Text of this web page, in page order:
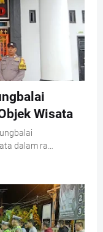
Wisata
dalam ra…